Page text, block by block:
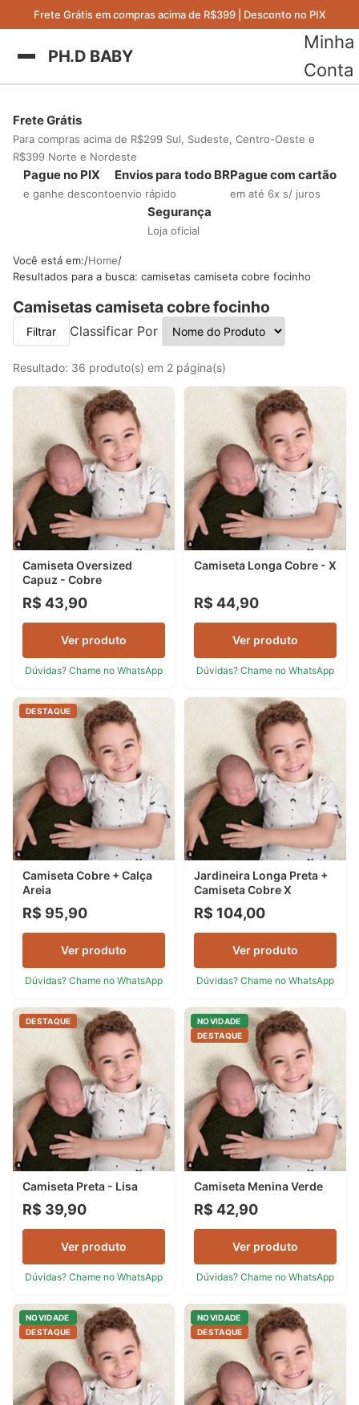
Frete Grátis em compras acima de R$399 | Desconto no PIX
PH.D BABY
Minha
Conta
Frete Grátis
Para compras acima de R$299 Sul, Sudeste, Centro-Oeste e
R$399 Norte e Nordeste
Pague no PIX
e ganhe desconto
Envios para todo BR
envio rápido
Pague com cartão
em até 6x s/ juros
Segurança
Loja oficial
Você está em: Home
Resultados para a busca: camisetas camiseta cobre focinho
Camisetas camiseta cobre focinho
Filtrar Classificar Por
Resultado: 36 produto(s) em 2 página(s)
Camiseta Oversized
Capuz - Cobre
R$ 43,90
Ver produto
Dúvidas? Chame no WhatsApp
Camiseta Longa Cobre - X
R$ 44,90
Ver produto
Dúvidas? Chame no WhatsApp
DESTAQUE
Camiseta Cobre + Calça
Areia
R$ 95,90
Ver produto
Dúvidas? Chame no WhatsApp
Jardineira Longa Preta +
Camiseta Cobre X
R$ 104,00
Ver produto
Dúvidas? Chame no WhatsApp
DESTAQUE
Camiseta Preta - Lisa
R$ 39,90
Ver produto
Dúvidas? Chame no WhatsApp
NOVIDADE
DESTAQUE
Camiseta Menina Verde
R$ 42,90
Ver produto
Dúvidas? Chame no WhatsApp
NOVIDADE
DESTAQUE
NOVIDADE
DESTAQUE